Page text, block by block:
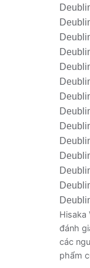
Hisaka
đánh
các
phẩm